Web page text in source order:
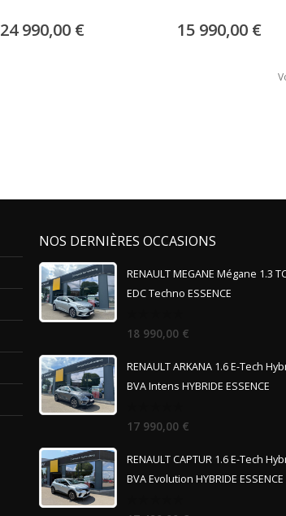
24 990,00 € 15 990,00 €
NOS DERNIÈRES OCCASIONS
RENAULT MEGANE Mégane 1.3
EDC Techno ESSENCE
0
out
18 990,00 €
RENAULT ARKANA 1.6 E-Tech
BVA Intens HYBRIDE ESSENCE
0
out
17 990,00 €
RENAULT CAPTUR 1.6 E-Tech
BVA Evolution HYBRIDE ESSENCE